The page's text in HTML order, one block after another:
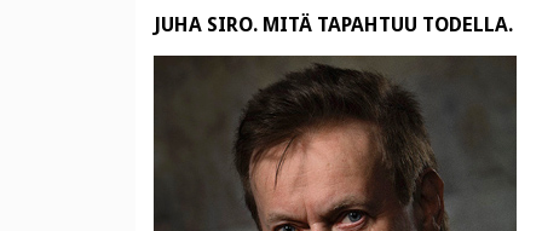
JUHA SIRO. MITÄ TAPAHTUU TODELLA.